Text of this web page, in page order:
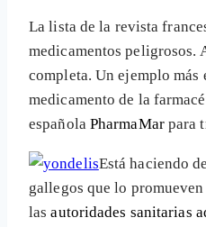
La lista de la revista
medicamentos peligrosos.
completa. Un ejemplo más
medicamento de la
española PharmaMarpara
Está haciendo
gallegos que lo
lasautoridades sanitarias